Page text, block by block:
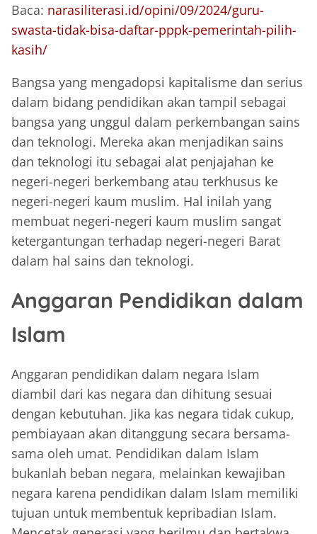
Baca: narasiliterasi.id/opini/09/2024/guru-
swasta-tidak-bisa-daftar-pppk-pemerintah-pilih-
kasih/
Bangsa yang mengadopsi kapitalisme dan serius
dalam bidang pendidikan akan tampil sebagai
bangsa yang unggul dalam perkembangan sains
dan teknologi. Mereka akan menjadikan sains
dan teknologi itu sebagai alat penjajahan ke
negeri-negeri berkembang atau terkhusus ke
negeri-negeri kaum muslim. Hal inilah yang
membuat negeri-negeri kaum muslim sangat
ketergantungan terhadap negeri-negeri Barat
dalam hal sains dan teknologi.
Anggaran Pendidikan dalam
Islam
Anggaran pendidikan dalam negara Islam
diambil dari kas negara dan dihitung sesuai
dengan kebutuhan. Jika kas negara tidak cukup,
pembiayaan akan ditanggung secara bersama-
sama oleh umat. Pendidikan dalam Islam
bukanlah beban negara, melainkan kewajiban
negara karena pendidikan dalam Islam memiliki
tujuan untuk membentuk kepribadian Islam.